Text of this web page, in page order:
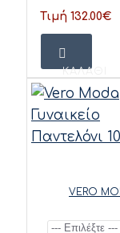
Τιμή 132.00€
ΚΑΛΆΘΙ
VERO